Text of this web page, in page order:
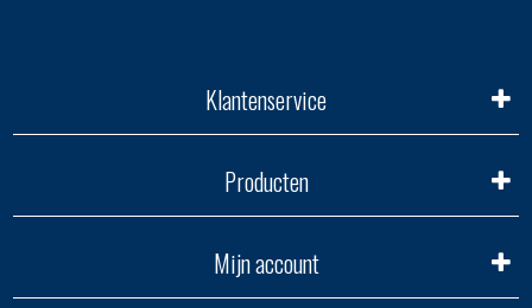
Klantenservice
Producten
Mijn account